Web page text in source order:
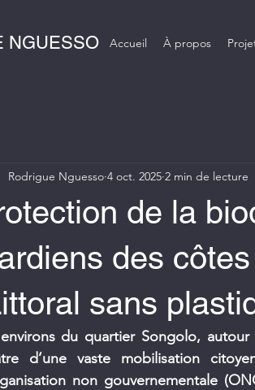
NGUESSO Accueil À propos
de la
des
sans
Rodrigue Nguesso 4 oct. 2025 2 min de lecture
du quartier Songolo,
d’une vaste mobilisation
non gouvernementale